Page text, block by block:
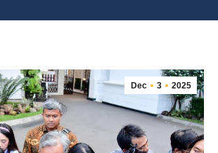
Dec 3 2025